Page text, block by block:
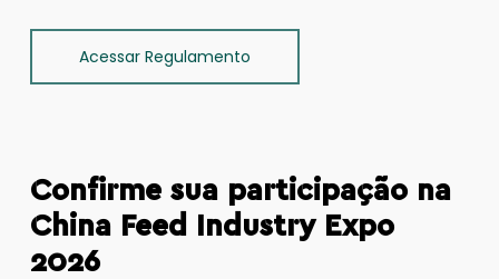
Acessar Regulamento
Confirme sua participação na
China Feed Industry Expo
2026